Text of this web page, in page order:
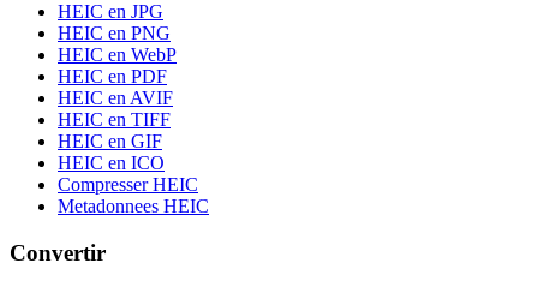
HEIC en JPG
HEIC en PNG
HEIC en WebP
HEIC en PDF
HEIC en AVIF
HEIC en TIFF
HEIC en GIF
HEIC en ICO
Compresser HEIC
Metadonnees HEIC
Convertir